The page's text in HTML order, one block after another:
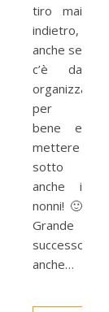
tiro mai
indietro,
anche se
c’è da
organizzarsi
per
bene e
mettere
sotto
anche i
nonni! 🙂
Grande
successo
anche…